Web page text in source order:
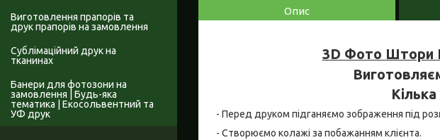
Опис
3D Фото Штори
- Перед друком підганяємо зображення під
- Створюємо колажі за побажанням клієнта.
Виготовлення прапорів та
друк прапорів на замовлення
Сублімаційний друк на
тканинах
Банери для фотозони на
замовлення | Будь-яка
тематика | Екосольвентний та
УФ друк